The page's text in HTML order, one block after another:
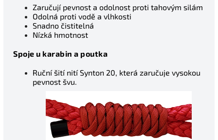
Zaručují pevnost a odolnost proti tahovým silám
Odolná proti vodě a vlhkosti
Snadno čistitelná
Nízká hmotnost
Spoje u karabin a poutka
Ruční šití nití Synton 20, která zaručuje vysokou
pevnost švu.